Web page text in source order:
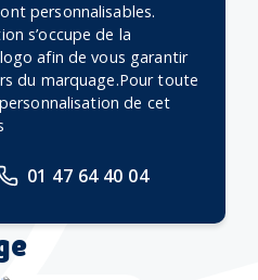
personnalisables.
s’occupe de la
afin de vous garantir
du marquage.Pour toute
de cet
01 47 64 40 04